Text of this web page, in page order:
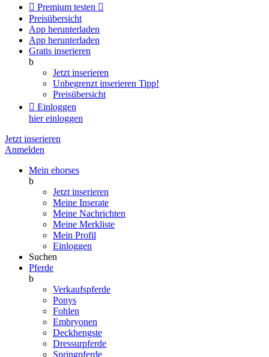
 Premium testen 
Preisübersicht
App herunterladen
App herunterladen
Gratis inserieren
b
Jetzt inserieren
Unbegrenzt inserieren Tipp!
Preisübersicht
 Einloggen
hier einloggen
Jetzt inserieren
Anmelden
Mein ehorses
b
Jetzt inserieren
Meine Inserate
Meine Nachrichten
Meine Merkliste
Mein Profil
Einloggen
Suchen
Pferde
b
Verkaufspferde
Ponys
Fohlen
Embryonen
Deckhengste
Dressurpferde
Springpferde